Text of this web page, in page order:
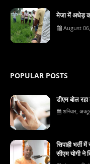
मेजा में अधेड़
August
POPULAR POSTS
डीएम बोल
शनिवार,
सिपाही भर्ती
सीएम योगी ने